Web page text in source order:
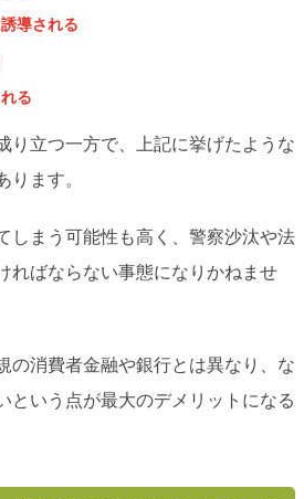
導される
る
り立つ一方で、上記に挙げたような
ります。
しまう可能性も高く、警察沙汰や法
ればならない事態になりかねませ
の消費者金融や銀行とは異なり、な
という点が最大のデメリットになる